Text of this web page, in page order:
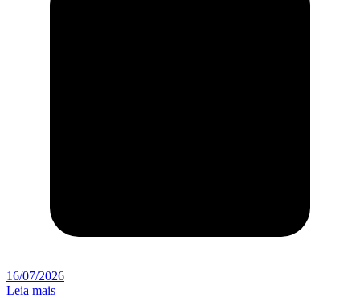
16/07/2026
Leia mais